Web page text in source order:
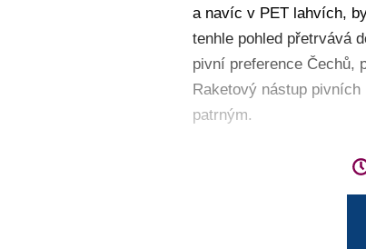
a navíc v PET lahvích,
tenhle pohled přetrvává
pivní preference Čechů,
Raketový nástup
patrným.